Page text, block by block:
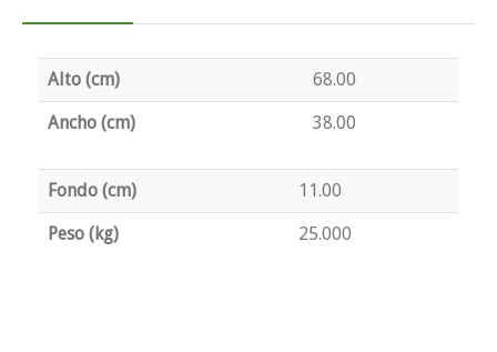
Alto (cm) 68.00
Ancho (cm) 38.00
Fondo (cm) 11.00
Peso (kg) 25.000